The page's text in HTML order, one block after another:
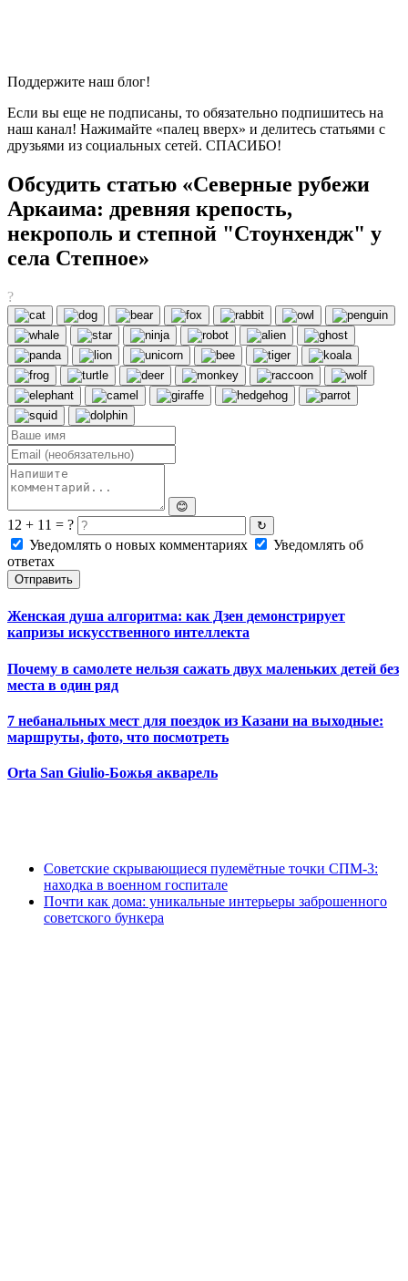
Поддержите наш блог!
Если вы еще не подписаны, то обязательно подпишитесь на
наш канал! Нажимайте «палец вверх» и делитесь статьями с
друзьями из социальных сетей. СПАСИБО!
Обсудить статью «Северные рубежи
Аркаима: древняя крепость,
некрополь и степной "Стоунхендж" у
села Степное»
?
😊
12 + 11 = ? ↻
Уведомлять о новых комментариях
Уведомлять об
ответах
Отправить
Женская душа алгоритма: как Дзен демонстрирует
капризы искусственного интеллекта
Почему в самолете нельзя сажать двух маленьких детей без
места в один ряд
7 небанальных мест для поездок из Казани на выходные:
маршруты, фото, что посмотреть
Orta San Giulio-Божья акварель
Советские скрывающиеся пулемётные точки СПМ-3:
находка в военном госпитале
Почти как дома: уникальные интерьеры заброшенного
советского бункера